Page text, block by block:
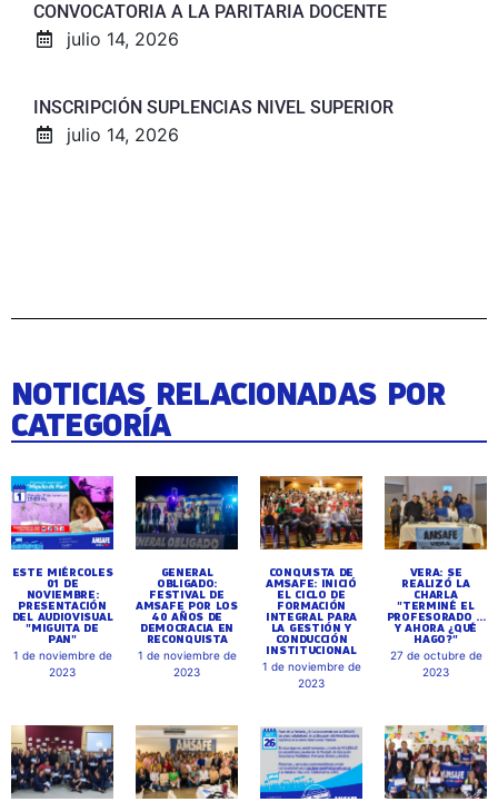
CONVOCATORIA A LA PARITARIA DOCENTE
julio 14, 2026
INSCRIPCIÓN SUPLENCIAS NIVEL SUPERIOR
julio 14, 2026
NOTICIAS RELACIONADAS POR
CATEGORÍA
ESTE MIÉRCOLES
01 DE
NOVIEMBRE:
PRESENTACIÓN
DEL AUDIOVISUAL
"MIGUITA DE
PAN"
1 de noviembre de
2023
GENERAL
OBLIGADO:
FESTIVAL DE
AMSAFE POR LOS
40 AÑOS DE
DEMOCRACIA EN
RECONQUISTA
1 de noviembre de
2023
CONQUISTA DE
AMSAFE: INICIÓ
EL CICLO DE
FORMACIÓN
INTEGRAL PARA
LA GESTIÓN Y
CONDUCCIÓN
INSTITUCIONAL
1 de noviembre de
2023
VERA: SE
REALIZÓ LA
CHARLA
"TERMINÉ EL
PROFESORADO ...
Y AHORA ¿QUÉ
HAGO?"
27 de octubre de
2023